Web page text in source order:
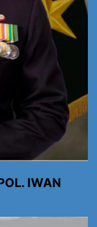
IWAN